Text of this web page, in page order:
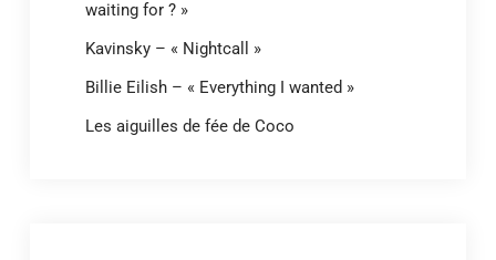
waiting for ? »
Kavinsky – « Nightcall »
Billie Eilish – « Everything I wanted »
Les aiguilles de fée de Coco